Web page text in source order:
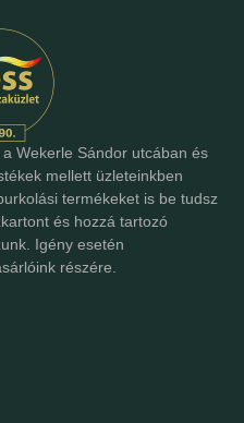
Wekerle Sándor utcában és
mellett üzleteinkben
termékeket is be tudsz
és hozzá tartozó
Igény esetén
részére.